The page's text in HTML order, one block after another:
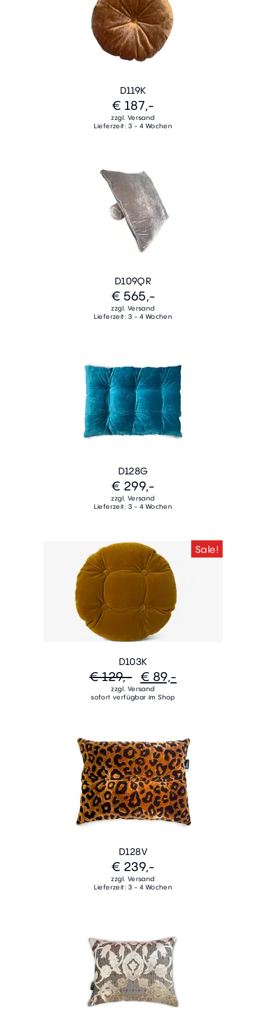
D119K
€ 187,-
zzgl. Versand
Lieferzeit: 3 - 4 Wochen
D109QR
€ 565,-
zzgl. Versand
Lieferzeit: 3 - 4 Wochen
D128G
€ 299,-
zzgl. Versand
Lieferzeit: 3 - 4 Wochen
Sale!
D103K
€ 129,- € 89,-
zzgl. Versand
sofort verfügbar im Shop
D128V
€ 239,-
zzgl. Versand
Lieferzeit: 3 - 4 Wochen